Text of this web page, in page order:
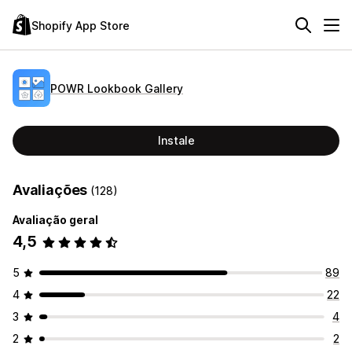
Shopify App Store
POWR Lookbook Gallery
Instale
Avaliações (128)
Avaliação geral
4,5
5
89
4
22
3
4
2
2